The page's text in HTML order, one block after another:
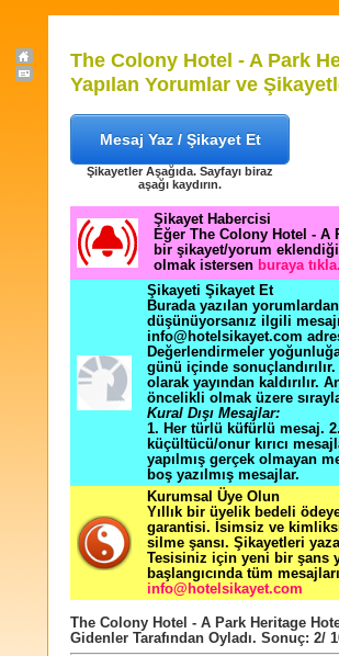
The Colony Hotel - A Park
Yapılan Yorumlar ve
Mesaj Yaz / Şikayet Et
Şikayetler Aşağıda. Sayfayı biraz
aşağı kaydırın.
Şikayet Habercisi
Eğer The Colony Hotel - A
bir şikayet/yorum
olmak istersen buraya tıkla.
Şikayeti Şikayet Et
Burada yazılan
düşünüyorsanız ilgili
info@hotelsikayet.com
Değerlendirmeler
günü içinde
olarak yayından kaldırılır.
öncelikli olmak üzere
Kural Dışı Mesajlar:
1. Her türlü küfürlü mesaj.
küçültücü/onur kırıcı
yapılmış gerçek olmayan
boş yazılmış mesajlar.
Kurumsal Üye Olun
Yıllık bir üyelik bedeli
garantisi. İsimsiz ve
silme şansı. Şikayetleri
Tesisiniz için yeni bir şans
başlangıcında tüm
info@hotelsikayet.com
The Colony Hotel - A Park Heritage
Gidenler Tarafından Oyladı. Sonuç: 2/